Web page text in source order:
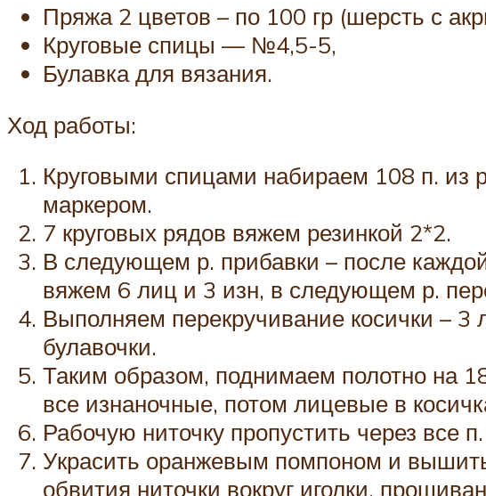
Пряжа 2 цветов – по 100 гр (шерсть с
Круговые спицы — №4,5-5,
Булавка для вязания.
Ход работы:
Круговыми спицами набираем 108 п. из
маркером.
7 круговых рядов вяжем резинкой 2*2.
В следующем р. прибавки – после
вяжем 6 лиц и 3 изн, в следующем р.
Выполняем перекручивание косички –
булавочки.
Таким образом, поднимаем полотно на
все изнаночные, потом лицевые в
Рабочую ниточку пропустить через все
Украсить оранжевым помпоном и
обвития ниточки вокруг иголки,